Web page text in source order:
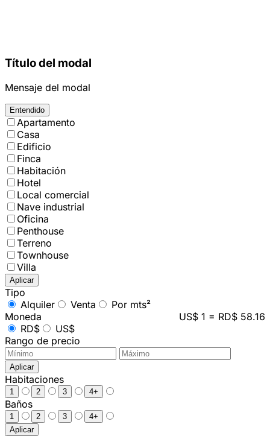
Título del modal
Mensaje del modal
Entendido
Apartamento
Casa
Edificio
Finca
Habitación
Hotel
Local comercial
Nave industrial
Oficina
Penthouse
Terreno
Townhouse
Villa
Aplicar
Tipo
Alquiler
Venta
Por mts²
Moneda
US$ 1 = RD$ 58.16
RD$
US$
Rango de precio
Aplicar
Habitaciones
1 2 3 4+
Baños
1 2 3
4+
Aplicar